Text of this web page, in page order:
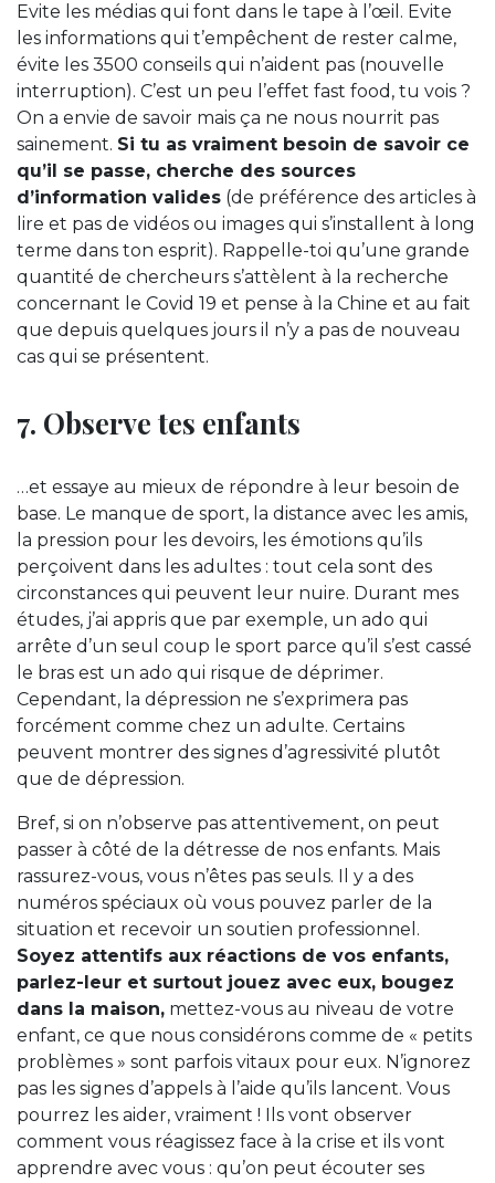
Evite les médias qui font dans le tape à l’œil. Evite
les informations qui t’empêchent de rester calme,
évite les 3500 conseils qui n’aident pas (nouvelle
interruption). C’est un peu l’effet fast food, tu vois ?
On a envie de savoir mais ça ne nous nourrit pas
sainement. Si tu as vraiment besoin de savoir ce
qu’il se passe, cherche des sources
d’information valides (de préférence des articles à
lire et pas de vidéos ou images qui s’installent à long
terme dans ton esprit). Rappelle-toi qu’une grande
quantité de chercheurs s’attèlent à la recherche
concernant le Covid 19 et pense à la Chine et au fait
que depuis quelques jours il n’y a pas de nouveau
cas qui se présentent.
7. Observe tes enfants
…et essaye au mieux de répondre à leur besoin de
base. Le manque de sport, la distance avec les amis,
la pression pour les devoirs, les émotions qu’ils
perçoivent dans les adultes : tout cela sont des
circonstances qui peuvent leur nuire. Durant mes
études, j’ai appris que par exemple, un ado qui
arrête d’un seul coup le sport parce qu’il s’est cassé
le bras est un ado qui risque de déprimer.
Cependant, la dépression ne s’exprimera pas
forcément comme chez un adulte. Certains
peuvent montrer des signes d’agressivité plutôt
que de dépression.
Bref, si on n’observe pas attentivement, on peut
passer à côté de la détresse de nos enfants. Mais
rassurez-vous, vous n’êtes pas seuls. Il y a des
numéros spéciaux où vous pouvez parler de la
situation et recevoir un soutien professionnel.
Soyez attentifs aux réactions de vos enfants,
parlez-leur et surtout jouez avec eux, bougez
dans la maison, mettez-vous au niveau de votre
enfant, ce que nous considérons comme de « petits
problèmes » sont parfois vitaux pour eux. N’ignorez
pas les signes d’appels à l’aide qu’ils lancent. Vous
pourrez les aider, vraiment ! Ils vont observer
comment vous réagissez face à la crise et ils vont
apprendre avec vous : qu’on peut écouter ses